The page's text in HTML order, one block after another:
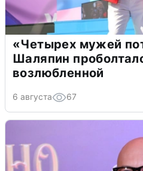
«Четырех мужей
Шаляпин
возлюбленной
6 августа 67